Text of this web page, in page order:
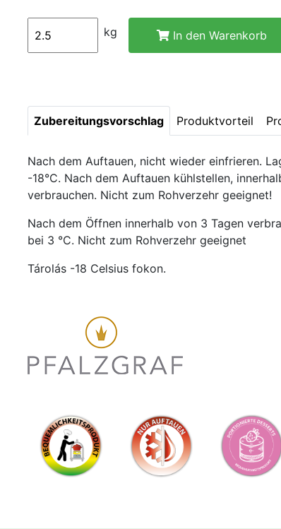
kg In den Warenkorb
Zubereitungsvorschlag Produktvorteil
Nach dem Auftauen, nicht wieder einfrieren.
-18°C. Nach dem Auftauen kühlstellen,
verbrauchen. Nicht zum Rohverzehr geeignet!
Nach dem Öffnen innerhalb von 3 Tagen
bei 3 °C. Nicht zum Rohverzehr geeignet
Tárolás -18 Celsius fokon.